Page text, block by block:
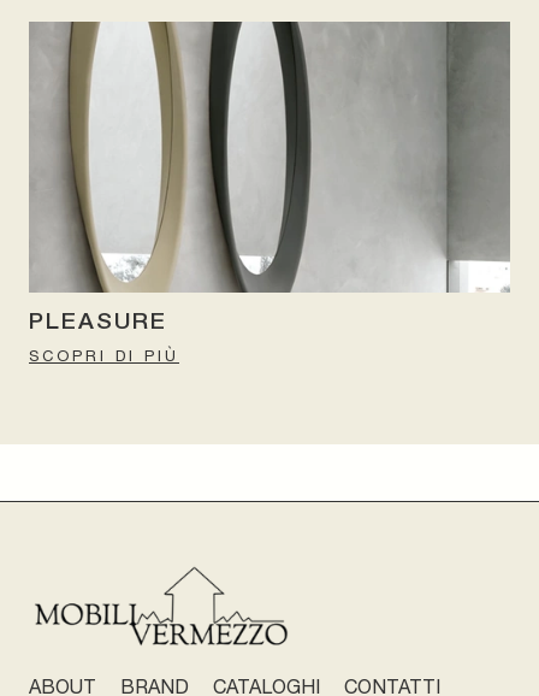
PLEASURE
SCOPRI DI PIÙ
ABOUT BRAND CATALOGHI CONTATTI